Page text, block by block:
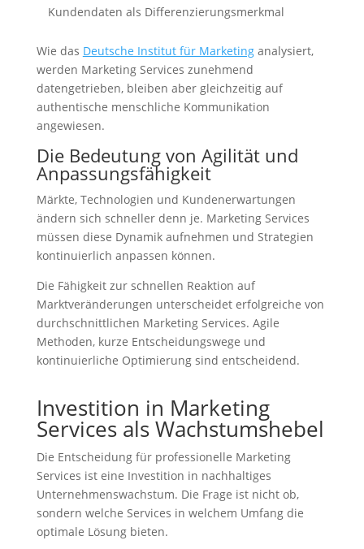
Kundendaten als Differenzierungsmerkmal
Wie das Deutsche Institut für Marketinganalysiert,
werden Marketing Services zunehmend
datengetrieben, bleiben aber gleichzeitig auf
authentische menschliche Kommunikation
angewiesen.
Die Bedeutung von Agilität und
Anpassungsfähigkeit
Märkte, Technologien und Kundenerwartungen
ändern sich schneller denn je. Marketing Services
müssen diese Dynamik aufnehmen und Strategien
kontinuierlich anpassen können.
Die Fähigkeit zur schnellen Reaktion auf
Marktveränderungen unterscheidet erfolgreiche von
durchschnittlichen Marketing Services. Agile
Methoden, kurze Entscheidungswege und
kontinuierliche Optimierung sind entscheidend.
Investition in Marketing
Services als Wachstumshebel
Die Entscheidung für professionelle Marketing
Services ist eine Investition in nachhaltiges
Unternehmenswachstum. Die Frage ist nicht ob,
sondern welche Services in welchem Umfang die
optimale Lösung bieten.